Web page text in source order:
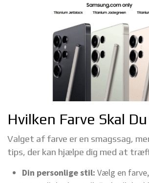
Hvilken Farve Skal
Valget af farve er en smagssag,
tips, der kan hjælpe dig med at
Din personlige stil: Vælg en